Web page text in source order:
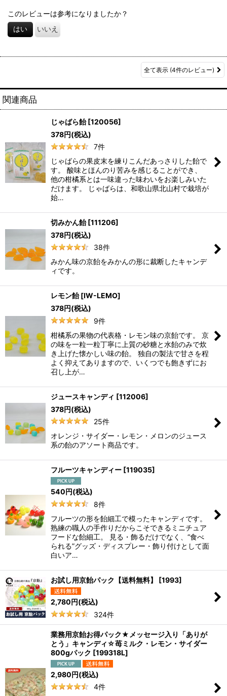
このレビューは参考になりましたか？
はい いいえ
全て表示 (4件のレビュー)
関連商品
じゃばら飴 [120056]
378円(税込)
7件
じゃばらの果皮末を練りこんだあっさりした飴で
す。 酸味とほんのり苦みを感じることができ、
他の柑橘系とは一味違った味わいをお楽しみいた
だけます。 じゃばらは、和歌山県北山村で栽培が
始…
切みかん飴 [111206]
378円(税込)
38件
みかん味の京飴をみかんの形に裁断したキャンデ
ィです。
レモン飴 [IW-LEMO]
378円(税込)
9件
柑橘系の果物の代表格・レモン味の京飴です。 京
の味を一粒一粒丁寧に上質の砂糖と水飴のみで炊
き上げた懐かしい味の飴。 独自の製法で甘さを程
よく抑えてありますので、いくつでも飽きずにお
召し上が…
ジュースキャンディ [112006]
378円(税込)
25件
オレンジ・サイダー・レモン・メロンのジュース
系の飴のアソート商品です。
フルーツキャンディー [119035]
540 円(税込)
8件
フルーツの形を飴細工で模ったキャンディです。
熟練の職人の手作りだからこそできるミニチュア
フードな飴細工。 見る・飾るだけでなく、“食べ
られる”グッズ・ディスプレー・飾り付けとして面
白いア…
お試し用京飴パック【送料無料】 [1993]
2,780円(税込)
324件
業務用京飴お得パック★メッセージ入り「ありが
とう」キャンディ☆苺ミルク・レモン・サイダー
800gパック [199318L]
2,980円(税込)
4件